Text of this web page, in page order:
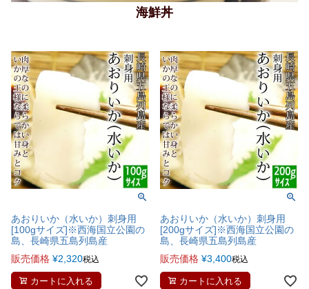
海鮮丼
あおりいか（水いか）刺身用
[100gサイズ]※西海国立公園の
島、長崎県五島列島産
販売価格 ¥2,320税込
カートに入れる
あおりいか（水いか）刺身用
[200gサイズ]※西海国立公園の
島、長崎県五島列島産
販売価格 ¥3,400税込
カートに入れる